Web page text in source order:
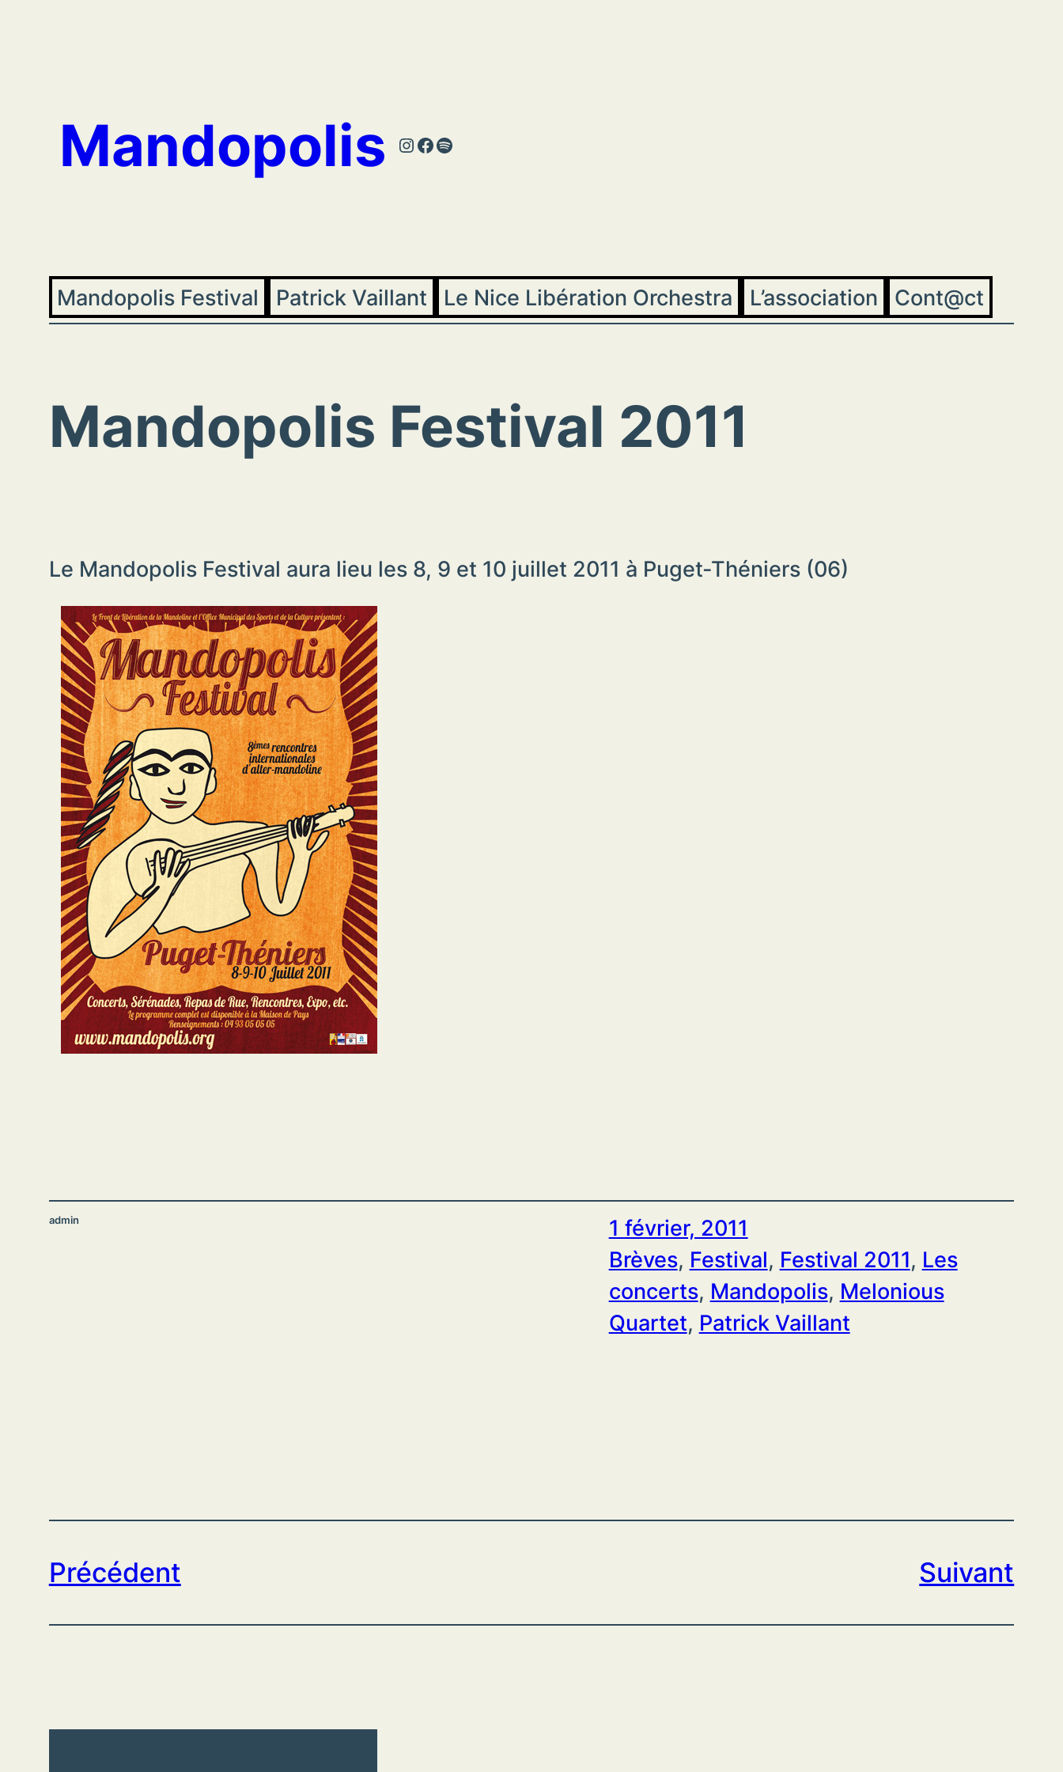
Mandopolis Instagram
Facebook
Spotify
Mandopolis Festival Patrick Vaillant Le Nice Libération Orchestra L’association Cont@ct
Mandopolis Festival 2011
Le Mandopolis Festival aura lieu les 8, 9 et 10 juillet 2011 à Puget-Théniers (06)
admin
1 février, 2011
Brèves, Festival, Festival 2011, Les
concerts, Mandopolis, Melonious
Quartet, Patrick Vaillant
Précédent Suivant